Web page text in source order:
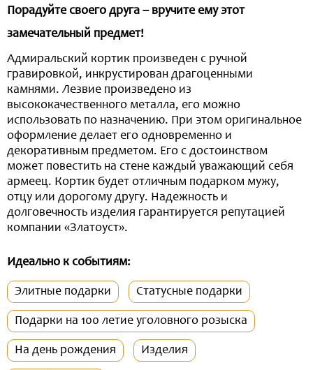
Порадуйте своего друга – вручите ему этот
замечательный предмет!
Адмиральский кортик произведен с ручной
гравировкой, инкрустирован драгоценными
камнями. Лезвие произведено из
высококачественного металла, его можно
использовать по назначению. При этом оригинальное
оформление делает его одновременно и
декоративным предметом. Его с достоинством
может повестить на стене каждый уважающий себя
армеец. Кортик будет отличным подарком мужу,
отцу или дорогому другу. Надежность и
долговечность изделия гарантируется репутацией
компании «Златоуст».
Идеально к событиям:
Элитные подарки Статусные подарки
Подарки на 100 летие уголовного розыска
На день рождения Изделия